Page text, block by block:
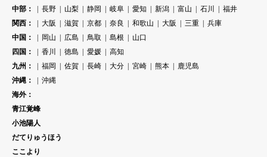
中部：
長野 山梨 静岡 岐阜 愛知 新潟 富山 石川
福井
関西：
大阪 滋賀 京都 奈良 和歌山 大阪 三重
兵庫
中国：
岡山 広島 鳥取 島根
山口
四国：
香川 徳島 愛媛
高知
九州：
福岡 佐賀 長崎 大分 宮崎 熊本
鹿児島
沖縄：
沖縄
海外：
青江覚峰
小池陽人
だてりゅうほう
ここより